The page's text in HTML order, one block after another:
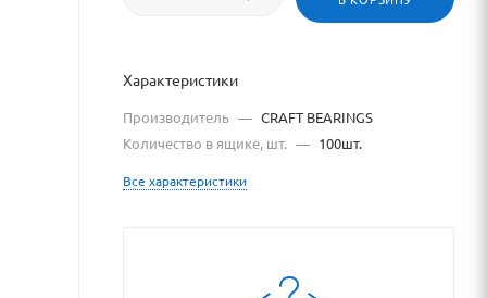
Характеристики
Производитель — CRAFT BEARINGS
Количество в ящике, шт. — 100шт.
Все характеристики